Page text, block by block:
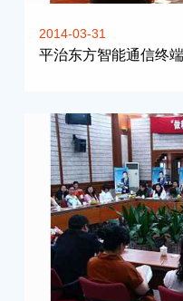
2014-03-31
平治东方智能通信终